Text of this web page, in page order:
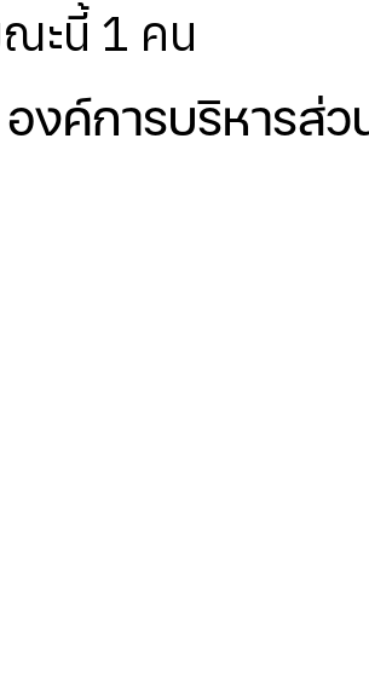
ะนี้ 1 คน
ค์การบริหารส่ว